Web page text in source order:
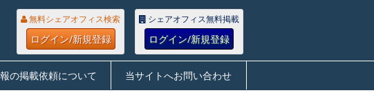
無料シェアオフィス検索
ログイン/新規登録
シェアオフィス無料掲載
ログイン/新規登録
の掲載依頼について 当サイトへお問い合わせ